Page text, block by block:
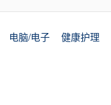
电脑/电子
健康护理